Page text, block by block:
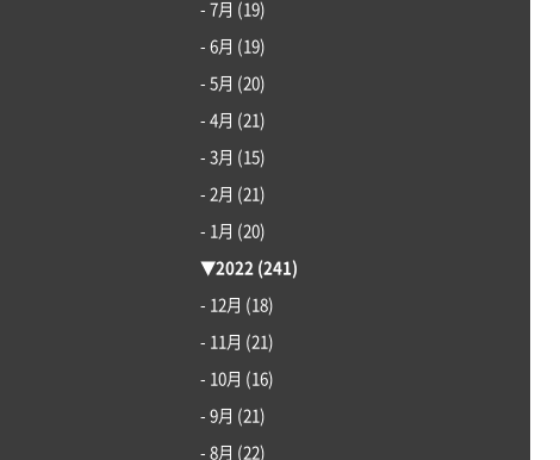
- 7月 (19)
- 6月 (19)
- 5月 (20)
- 4月 (21)
- 3月 (15)
- 2月 (21)
- 1月 (20)
▼2022 (241)
- 12月 (18)
- 11月 (21)
- 10月 (16)
- 9月 (21)
- 8月 (22)